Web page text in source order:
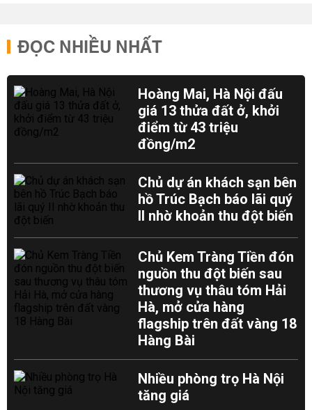
ĐỌC NHIỀU NHẤT
Hoàng Mai, Hà Nội đấu
giá 13 thửa đất ở, khởi
điểm từ 43 triệu
đồng/m2
Chủ dự án khách sạn bên
hồ Trúc Bạch báo lãi quý
II nhờ khoản thu đột biến
Chủ Kem Tràng Tiền đón
nguồn thu đột biến sau
thương vụ thâu tóm Hải
Hà, mở cửa hàng
flagship trên đất vàng 18
Hàng Bài
Nhiều phòng trọ Hà Nội
tăng giá